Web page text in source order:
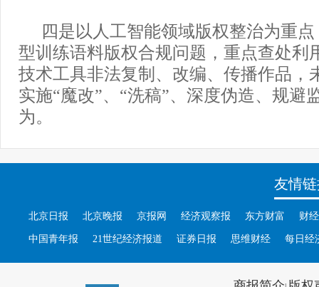
四是以人工智能领域版权整治为重
型训练语料版权合规问题，重点查处利
技术工具非法复制、改编、传播作品，
实施“魔改”、“洗稿”、深度伪造、规避
为。
友情
北京日报 北京晚报 京报网 经济观察报 东方财富 财
中国青年报 21世纪经济报道 证券日报 思维财经 每日经